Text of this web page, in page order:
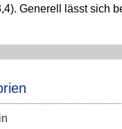
Generell lässt sich